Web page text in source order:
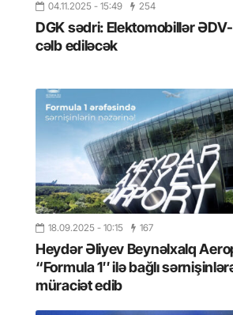
04.11.2025 - 15:49 254
DGK sədri: Elektomobillər
cəlb ediləcək
18.09.2025 - 10:15 167
Heydər Əliyev Beynəlxalq
“Formula 1″ ilə bağlı
müraciət edib